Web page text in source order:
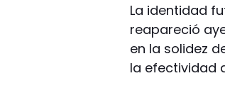
La identidad
reapareció
en la solidez
la efectividad